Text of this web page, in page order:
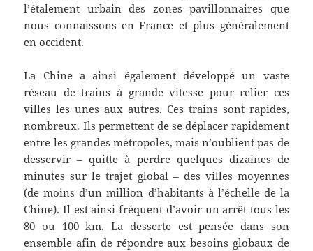
l’étalement urbain des zones pavillonnaires que
nous connaissons en France et plus généralement
en occident.
La Chine a ainsi également développé un vaste
réseau de trains à grande vitesse pour relier ces
villes les unes aux autres. Ces trains sont rapides,
nombreux. Ils permettent de se déplacer rapidement
entre les grandes métropoles, mais n’oublient pas de
desservir – quitte à perdre quelques dizaines de
minutes sur le trajet global – des villes moyennes
(de moins d’un million d’habitants à l’échelle de la
Chine). Il est ainsi fréquent d’avoir un arrêt tous les
80 ou 100 km. La desserte est pensée dans son
ensemble afin de répondre aux besoins globaux de